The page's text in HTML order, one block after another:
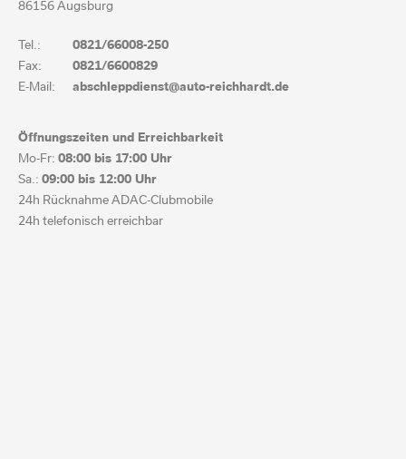
86156 Augsburg
Tel.:
0821/66008-250
Fax:
0821/6600829
E-Mail:
abschleppdienst@auto-reichhardt.de
Öffnungszeiten und Erreichbarkeit
Mo-Fr:08:00 bis 17:00 Uhr
Sa.:09:00 bis 12:00 Uhr
24h Rücknahme ADAC-Clubmobile
24h telefonisch erreichbar